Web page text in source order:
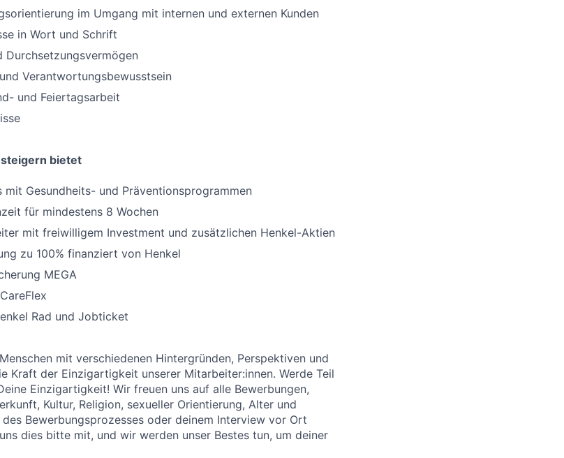
im Umgang mit internen und externen Kunden
in Wort und Schrift
Durchsetzungsvermögen
Verantwortungsbewusstsein
und Feiertagsarbeit
bietet
mit Gesundheits- und Präventionsprogrammen
für mindestens 8 Wochen
mit freiwilligem Investment und zusätzlichen Henkel-Aktien
zu 100% finanziert von Henkel
MEGA
Rad und Jobticket
mit verschiedenen Hintergründen, Perspektiven und
Kraft der Einzigartigkeit unserer Mitarbeiter:innen. Werde Teil
Einzigartigkeit! Wir freuen uns auf alle Bewerbungen,
Kultur, Religion, sexueller Orientierung, Alter und
Bewerbungsprozesses oder deinem Interview vor Ort
dies bitte mit, und wir werden unser Bestes tun, um deiner